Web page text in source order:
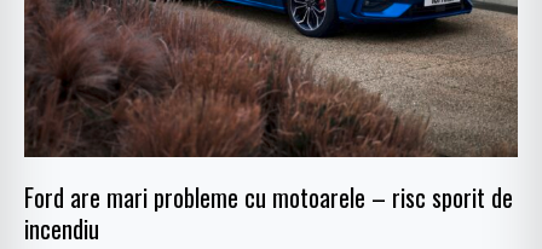
Ford are mari probleme cu motoarele – risc sporit de
incendiu
risc
sporit
de
incendiu